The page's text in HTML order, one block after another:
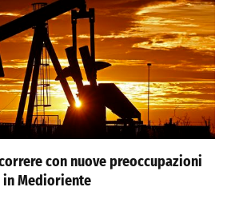
con nuove preoccupazioni
in Medioriente